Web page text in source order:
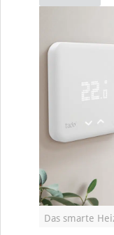
Das smarte